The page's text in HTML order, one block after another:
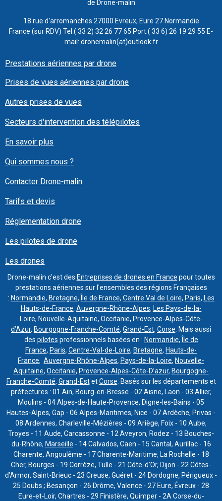
de Drone-malin
18 rue d'arromanches 27000 Evreux, Eure 27 Normandie
France (sur RDV) Tel:( 33 2) 32 26 77 65 Port:( 33 6) 26 19 29 55 E-
mail: dronemalin(at)outlook.fr
Prestations aériennes par drone
Prises de vues aériennes par drone
Autres prises de vues
Secteurs d'intervention des télépilotes
En savoir plus
Qui sommes nous ?
Contacter Drone-malin
Tarifs et devis
Réglementation drone
Les pilotes de drone
Les drones
Drone-malin c'est des Entreprises de drones en France pour toutes
prestations aériennes sur l'ensembles des régions Françaises
: Normandie, Bretagne, Île de France, Centre Val de Loire, Paris, Les
Hauts-de-France, Auvergne-Rhône-Alpes, Les Pays-de-la-
Loire, Nouvelle-Aquitaine, Occitanie, Provence-Alpes-Côte-
d’Azur, Bourgogne-Franche-Comté, Grand-Est, Corse . Mais aussi
des pilotes professionnels basées en : Normandie,
Île de
France, Paris, Centre-Val-de-Loire, Bretagne, Hauts-de-
France, Auvergne-Rhône-Alpes, Pays-de-la-Loire, Nouvelle-
Aquitaine, Occitanie, Provence-Alpes-Côte-D’azur, Bourgogne-
Franche-Comté, Grand-EstetCorse . Basés sur les départements et
préfectures : 01 Ain, Bourg-en-Bresse - 02 Aisne, Laon - 03 Allier,
Moulins - 04 Alpes-de-Haute-Provence, Digne-les-Bains - 05
Hautes-Alpes, Gap - 06 Alpes-Maritimes, Nice - 07 Ardèche, Privas -
08 Ardennes, Charleville-Mézières - 09 Ariège, Foix - 10 Aube,
Troyes - 11 Aude, Carcassonne - 12 Aveyron, Rodez - 13 Bouches-
du-Rhône, Marseille - 14 Calvados, Caen - 15 Cantal, Aurillac - 16
Charente, Angoulême - 17 Charente-Maritime, La Rochelle - 18
Cher, Bourges - 19 Corrèze, Tulle - 21 Côte-d’Or, Dijon - 22 Côtes-
d’Armor, Saint-Brieuc - 23 Creuse, Guéret - 24 Dordogne, Périgueux -
25 Doubs ; Besançon - 26 Drôme, Valence - 27 Eure, Évreux - 28
Eure-et-Loir, Chartres - 29 Finistère, Quimper - 2A Corse-du-